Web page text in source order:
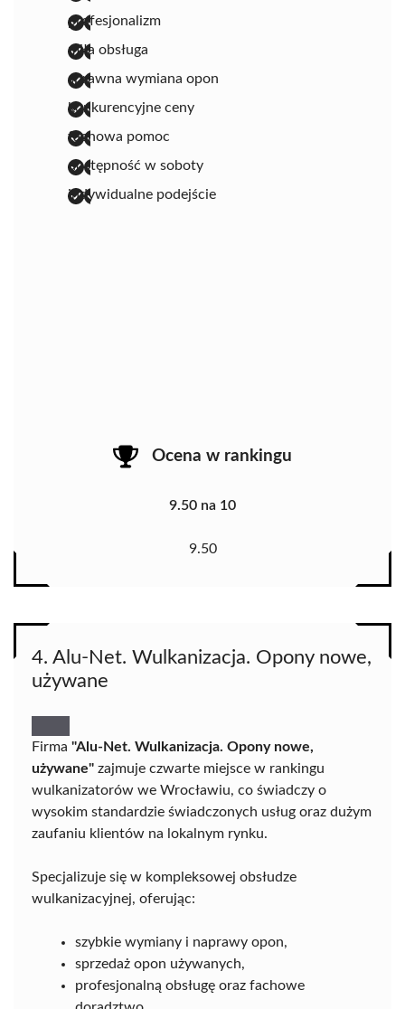
profesjonalizm
miła obsługa
sprawna wymiana opon
konkurencyjne ceny
fachowa pomoc
dostępność w soboty
indywidualne podejście
Ocena w rankingu
9.50 na 10
9.50
4. Alu-Net. Wulkanizacja. Opony nowe,
używane
Firma "Alu-Net. Wulkanizacja. Opony nowe,
używane" zajmuje czwarte miejsce w rankingu
wulkanizatorów we Wrocławiu, co świadczy o
wysokim standardzie świadczonych usług oraz dużym
zaufaniu klientów na lokalnym rynku.
Specjalizuje się w kompleksowej obsłudze
wulkanizacyjnej, oferując:
szybkie wymiany i naprawy opon,
sprzedaż opon używanych,
profesjonalną obsługę oraz fachowe